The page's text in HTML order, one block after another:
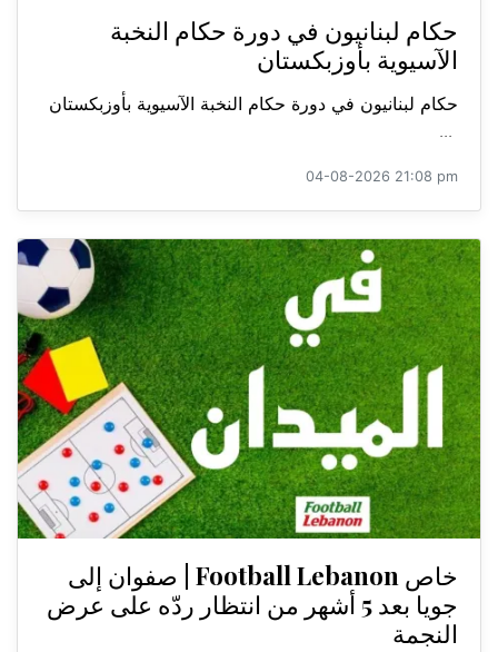
حكام لبنانيون في دورة حكام النخبة
الآسيوية بأوزبكستان
حكام لبنانيون في دورة حكام النخبة الآسيوية بأوزبكستان
...
04-08-2026 21:08 pm
خاص Football Lebanon | صفوان إلى
جويا بعد 5 أشهر من انتظار ردّه على عرض
النجمة